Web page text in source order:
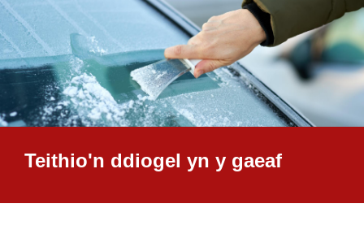
Teithio'n ddiogel yn y gaeaf